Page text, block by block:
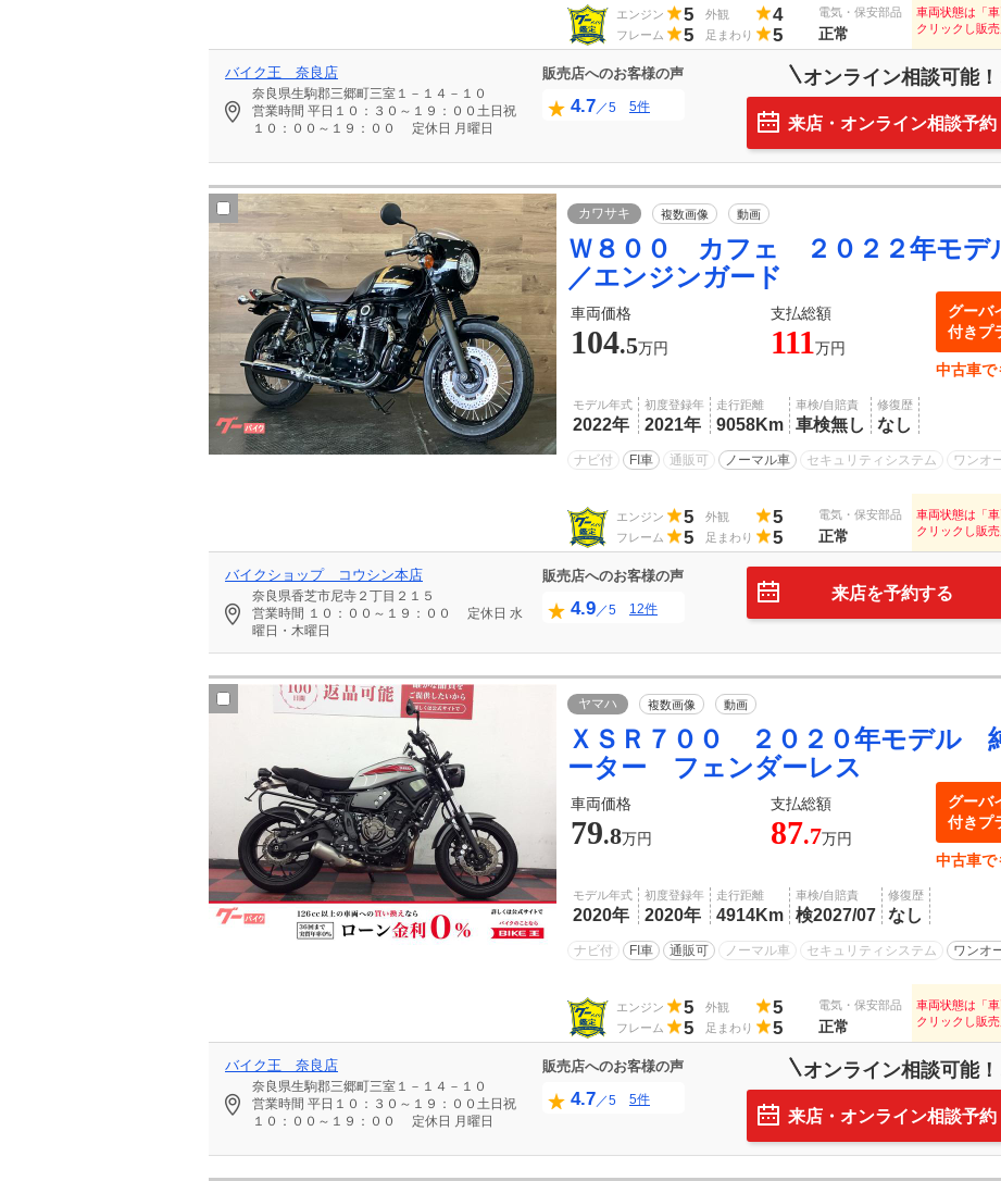
エンジン 5 外観 4
フレーム 5 足まわり 5
電気・保安部品
正常
車両状態は「
クリックし販
バイク王 奈良店
奈良県生駒郡三郷町三室１－１４－１０
営業時間 平日１０：３０～１９：００土日祝
１０：００～１９：００
定休日 月曜日
販売店へのお客様の声
4.7／5 5件
オンライン相談可能
来店・オンライン相談予約
カワサキ 複数画像 動画
Ｗ８００ カフェ ２０２２年モ
／エンジンガード
車両価格 支払総額
104.5万円 111万円
モデル年式
2022年
初度登録年
2021年
走行距離
9058Km
車検/自賠責
車検無し
修復歴
なし
ナビ付 FI車 通販可 ノーマル車 セキュリティシステム ワンオ
グーバ
付きプ
中古車で
エンジン 5 外観 5
フレーム 5 足まわり 5
電気・保安部品
正常
車両状態は「
クリックし販
バイクショップ コウシン本店
奈良県香芝市尼寺２丁目２１５
営業時間 １０：００～１９：００ 定休日 水
曜日・木曜日
販売店へのお客様の声
4.9／5 12件
来店を予約する
ヤマハ 複数画像 動画
ＸＳＲ７００ ２０２０年モデル
ーター フェンダーレス
車両価格 支払総額
79.8万円 87.7万円
モデル年式
2020年
初度登録年
2020年
走行距離
4914Km
車検/自賠責
検2027/07
修復歴
なし
ナビ付 FI車 通販可 ノーマル車 セキュリティシステム ワンオ
グーバ
付きプ
中古車で
エンジン 5 外観 5
フレーム 5 足まわり 5
電気・保安部品
正常
車両状態は「
クリックし販
バイク王 奈良店
奈良県生駒郡三郷町三室１－１４－１０
営業時間 平日１０：３０～１９：００土日祝
１０：００～１９：００
定休日 月曜日
販売店へのお客様の声
4.7／5 5件
オンライン相談可能
来店・オンライン相談予約